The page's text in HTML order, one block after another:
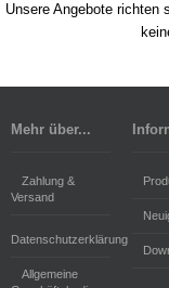
Unsere Angebote richten
Mehr über...
Zahlung &
Versand
Datenschutzerklärung
Allgemeine